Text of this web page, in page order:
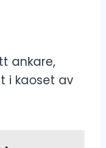
ankare,
i kaoset av